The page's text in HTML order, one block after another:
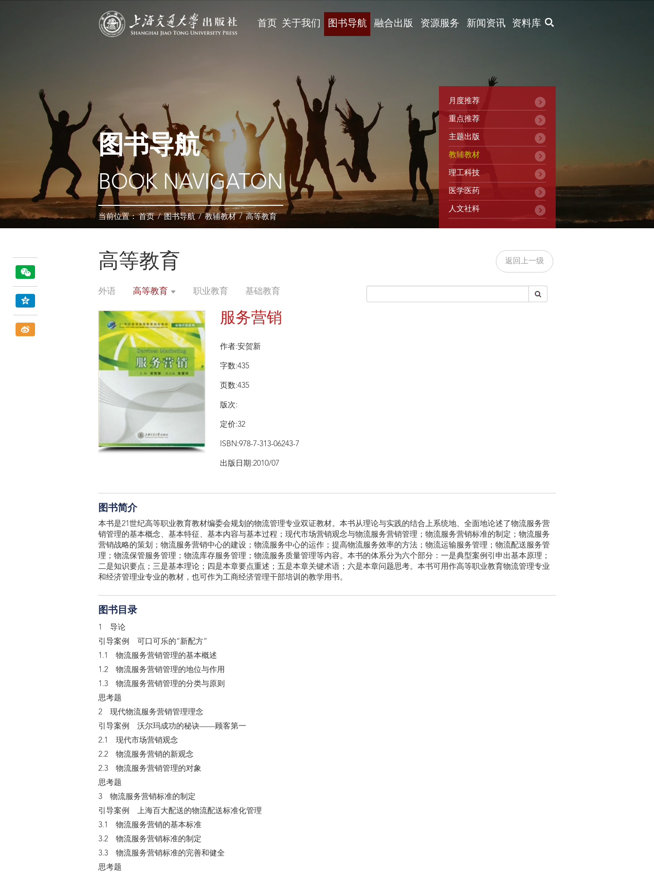
X
首页 关于我们 图书导航 融合出版 资源服务 新闻资讯 资料库
图书导航
BOOK NAVIGATON
当前位置：首页/图书导航 / 教辅教材 / 高等教育
月度推荐
重点推荐
主题出版
教辅教材
理工科技
医学医药
人文社科
高等教育 返回上一级
外语 高等教育 职业教育 基础教育
服务营销
作者:安贺新
字数:435
页数:435
版次:
定价:32
ISBN:978-7-313-06243-7
出版日期:2010/07
图书简介
本书是21世纪高等职业教育教材编委会规划的物流管理专业双证教材。本书从理论与实践的结合上系统地、全面地论述了物流服务营
销管理的基本概念、基本特征、基本内容与基本过程；现代市场营销观念与物流服务营销管理；物流服务营销标准的制定；物流服务
营销战略的策划；物流服务营销中心的建设；物流服务中心的运作；提高物流服务效率的方法；物流运输服务管理；物流配送服务管
理；物流保管服务管理；物流库存服务管理；物流服务质量管理等内容。本书的体系分为六个部分：一是典型案例引申出基本原理；
二是知识要点；三是基本理论；四是本章要点重述；五是本章关键术语；六是本章问题思考。本书可用作高等职业教育物流管理专业
和经济管理业专业的教材，也可作为工商经济管理干部培训的教学用书。
图书目录
1 导论
引导案例 可口可乐的“新配方”
1.1 物流服务营销管理的基本概述
1.2 物流服务营销管理的地位与作用
1.3 物流服务营销管理的分类与原则
思考题
2 现代物流服务营销管理理念
引导案例 沃尔玛成功的秘诀——顾客第一
2.1 现代市场营销观念
2.2 物流服务营销的新观念
2.3 物流服务营销管理的对象
思考题
3 物流服务营销标准的制定
引导案例 上海百大配送的物流配送标准化管理
3.1 物流服务营销的基本标准
3.2 物流服务营销标准的制定
3.3 物流服务营销标准的完善和健全
思考题